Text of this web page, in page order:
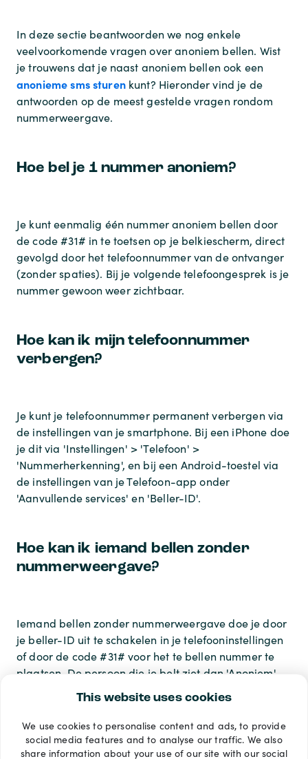
This website uses cookies
We use cookies to personalise content and ads, to provide
social media features and to analyse our traffic. We also
share information about your use of our site with our social
In deze sectie beantwoorden we nog enkele
veelvoorkomende vragen over anoniem bellen. Wist
je trouwens dat je naast anoniem bellen ook een
anonieme sms sturenkunt? Hieronder vind je de
antwoorden op de meest gestelde vragen rondom
nummerweergave.
Hoe bel je 1 nummer anoniem?
Je kunt eenmalig één nummer anoniem bellen door
de code #31# in te toetsen op je belkiescherm, direct
gevolgd door het telefoonnummer van de ontvanger
(zonder spaties). Bij je volgende telefoongesprek is je
nummer gewoon weer zichtbaar.
Hoe kan ik mijn telefoonnummer
verbergen?
Je kunt je telefoonnummer permanent verbergen via
de instellingen van je smartphone. Bij een iPhone doe
je dit via 'Instellingen' > 'Telefoon' >
'Nummerherkenning', en bij een Android-toestel via
de instellingen van je Telefoon-app onder
'Aanvullende services' en 'Beller-ID'.
Hoe kan ik iemand bellen zonder
nummerweergave?
Iemand bellen zonder nummerweergave doe je door
je beller-ID uit te schakelen in je telefooninstellingen
of door de code #31# voor het te bellen nummer te
plaatsen. De persoon die je belt ziet dan 'Anoniem',
'Onbekend' of 'Privénummer' op het scherm staan.
Betaalmethoden